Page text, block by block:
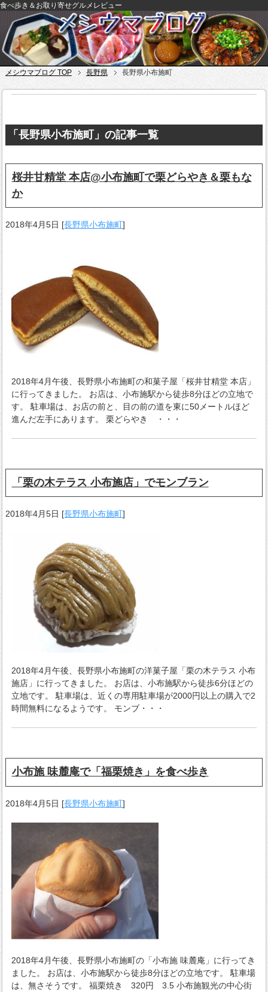
食べ歩き＆お取り寄せグルメレビュー
メシウマブログ TOP 長野県 長野県小布施町
「長野県小布施町」の記事一覧
桜井甘精堂 本店@小布施町で栗どらやき＆栗もな
か
2018年4月5日 [長野県小布施町]
2018年4月午後、長野県小布施町の和菓子屋「桜井甘精堂 本店」
に行ってきました。 お店は、小布施駅から徒歩8分ほどの立地で
す。 駐車場は、お店の前と、目の前の道を東に50メートルほど
進んだ左手にあります。 栗どらやき ・・・
「栗の木テラス 小布施店」でモンブラン
2018年4月5日 [長野県小布施町]
2018年4月午後、長野県小布施町の洋菓子屋「栗の木テラス 小布
施店」に行ってきました。 お店は、小布施駅から徒歩6分ほどの
立地です。 駐車場は、近くの専用駐車場が2000円以上の購入で2
時間無料になるようです。 モンブ・・・
小布施 味麓庵で「福栗焼き」を食べ歩き
2018年4月5日 [長野県小布施町]
2018年4月午後、長野県小布施町の「小布施 味麓庵」に行ってき
ました。 お店は、小布施駅から徒歩8分ほどの立地です。 駐車場
は、無さそうです。 福栗焼き 320円 3.5 小布施観光の中心街